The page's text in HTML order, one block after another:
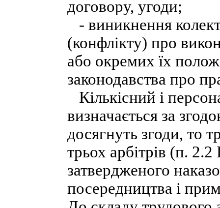
договору, угоди;
- виникнення
(конфлікту) про
або окремих їх
законодавства про
Кількісний і
визначається за
досягнуть згоди, то
трьох арбітрів (п.
затвердженого
посередництва і